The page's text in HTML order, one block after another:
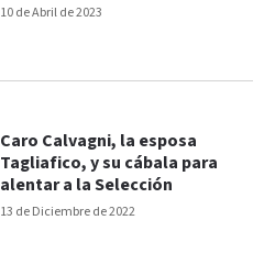
10 de Abril de 2023
13 de Diciembre de 2022
Caro Calvagni, la esposa
Tagliafico, y su cábala para
alentar a la Selección